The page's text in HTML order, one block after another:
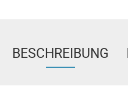
BESCHREIBUNG